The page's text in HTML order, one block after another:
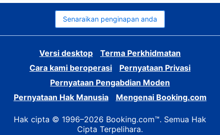
Senaraikan penginapan anda
Versi desktop
Terma Perkhidmatan
Cara kami beroperasi
Pernyataan Privasi
Pernyataan Pengabdian Moden
Pernyataan Hak Manusia
Mengenai Booking.com
Hak cipta © 1996–2026 Booking.com™. Semua Hak
Cipta Terpelihara.